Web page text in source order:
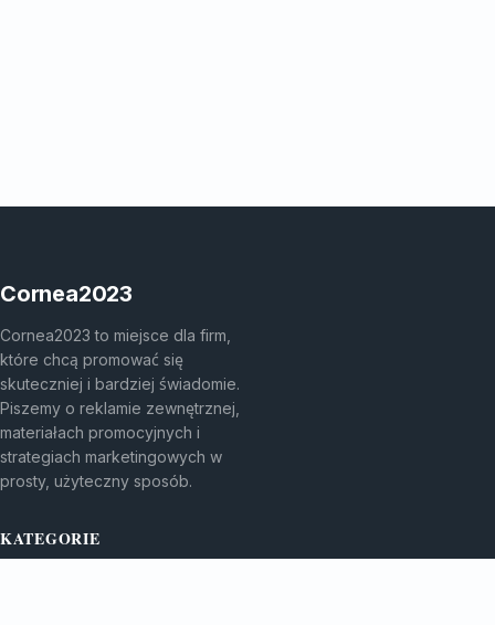
Cornea2023
Cornea2023 to miejsce dla firm,
które chcą promować się
skuteczniej i bardziej świadomie.
Piszemy o reklamie zewnętrznej,
materiałach promocyjnych i
strategiach marketingowych w
prosty, użyteczny sposób.
KATEGORIE